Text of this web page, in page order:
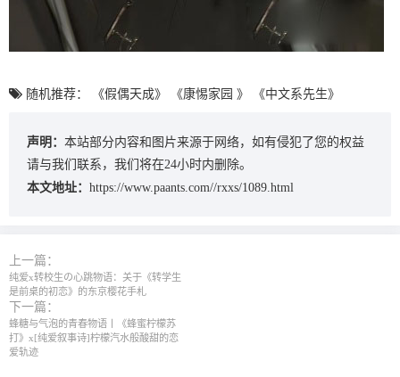
随机推荐： 《假偶天成》 《康惕家园 》 《中文系先生》
声明： 本站部分内容和图片来源于网络，如有侵犯了您的权益
请与我们联系，我们将在24小时内删除。
本文地址： https://www.paants.com//rxxs/1089.html
上一篇：
纯爱x转校生の心跳物语：关于《转学生
是前桌的初恋》的东京樱花手札
下一篇：
蜂糖与气泡的青春物语丨《蜂蜜柠檬苏
打》x[纯爱叙事诗]柠檬汽水般酸甜的恋
爱轨迹